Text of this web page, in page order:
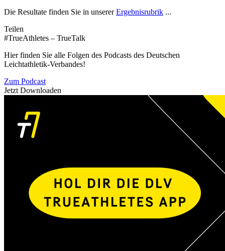
Die Resultate finden Sie in unsererErgebnisrubrik ...
Teilen
#TrueAthletes – TrueTalk
Hier finden Sie alle Folgen des Podcasts des Deutschen
Leichtathletik-Verbandes!
Zum Podcast
Jetzt Downloaden